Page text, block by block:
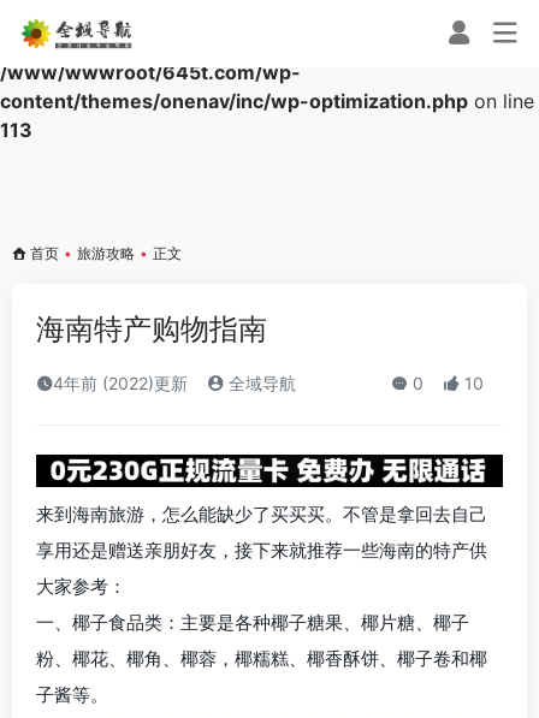
Warning: Array to string conversion in
/www/wwwroot/645t.com/wp-
content/themes/onenav/inc/wp-optimization.php on line
113
首页 • 旅游攻略 • 正文
海南特产购物指南
4年前 (2022)更新 全域导航 0 10
来到海南旅游，怎么能缺少了买买买。不管是拿回去自己
享用还是赠送亲朋好友，接下来就推荐一些海南的特产供
大家参考：
一、椰子食品类：主要是各种椰子糖果、椰片糖、椰子
粉、椰花、椰角、椰蓉，椰糯糕、椰香酥饼、椰子卷和椰
子酱等。